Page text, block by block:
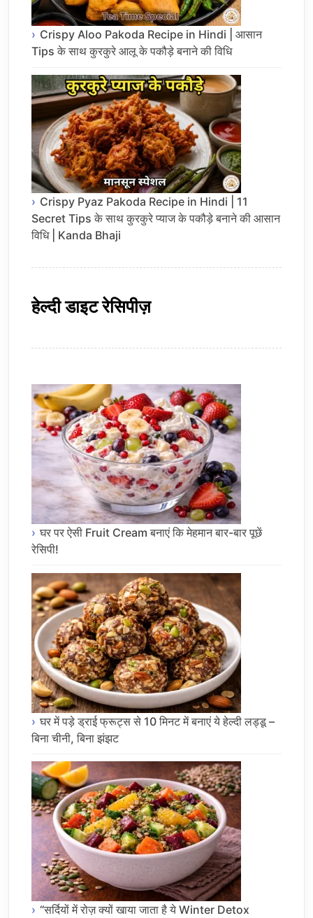
Crispy Aloo Pakoda Recipe in Hindi | आसान
Tips के साथ कुरकुरे आलू के पकौड़े बनाने की विधि
Crispy Pyaz Pakoda Recipe in Hindi | 11
Secret Tips के साथ कुरकुरे प्याज के पकौड़े बनाने की आसान
विधि | Kanda Bhaji
हेल्दी डाइट रेसिपीज़
घर पर ऐसी Fruit Cream बनाएं कि मेहमान बार-बार पूछें
रेसिपी!
घर में पड़े ड्राई फ्रूट्स से 10 मिनट में बनाएं ये हेल्दी लड्डू –
बिना चीनी, बिना झंझट
“सर्दियों में रोज़ क्यों खाया जाता है ये Winter Detox